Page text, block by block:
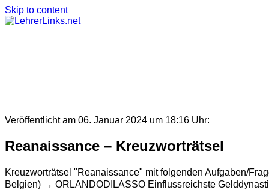
Skip to content
Veröffentlicht am 06. Januar 2024 um 18:16 Uhr:
Reanaissance – Kreuzworträtsel
Kreuzworträtsel "Reanaissance" mit folgenden Aufgaben/
Belgien) → ORLANDODILASSO Einflussreichste